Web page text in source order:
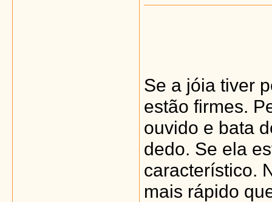
Se a jóia tiver
estão firmes.
ouvido e bata
dedo. Se ela
característico.
mais rápido